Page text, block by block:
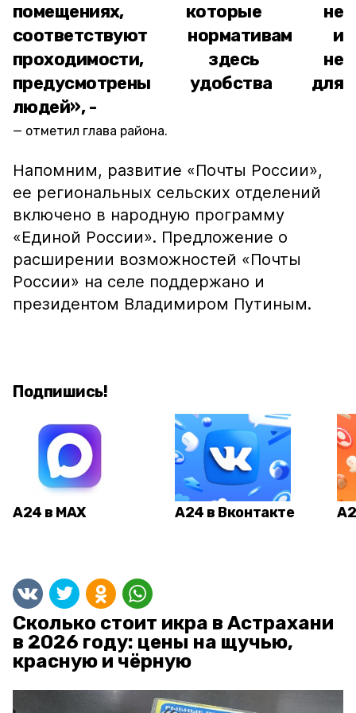
помещениях, которые не
соответствуют нормативам и
проходимости, здесь не
предусмотрены удобства для
людей», -
отметил глава района.
Напомним, развитие «Почты России»,
ее региональных сельских отделений
включено в народную программу
«Единой России». Предложение о
расширении возможностей «Почты
России» на селе поддержано и
президентом Владимиром Путиным.
Подпишись!
А24 в MAX А24 в Вконтакте
Сколько стоит икра в Астрахани
в 2026 году: цены на щучью,
красную и чёрную